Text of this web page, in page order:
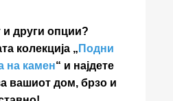
други опции?
колекција „ Подни
на камен“ и најдете
вашиот дом, брзо и